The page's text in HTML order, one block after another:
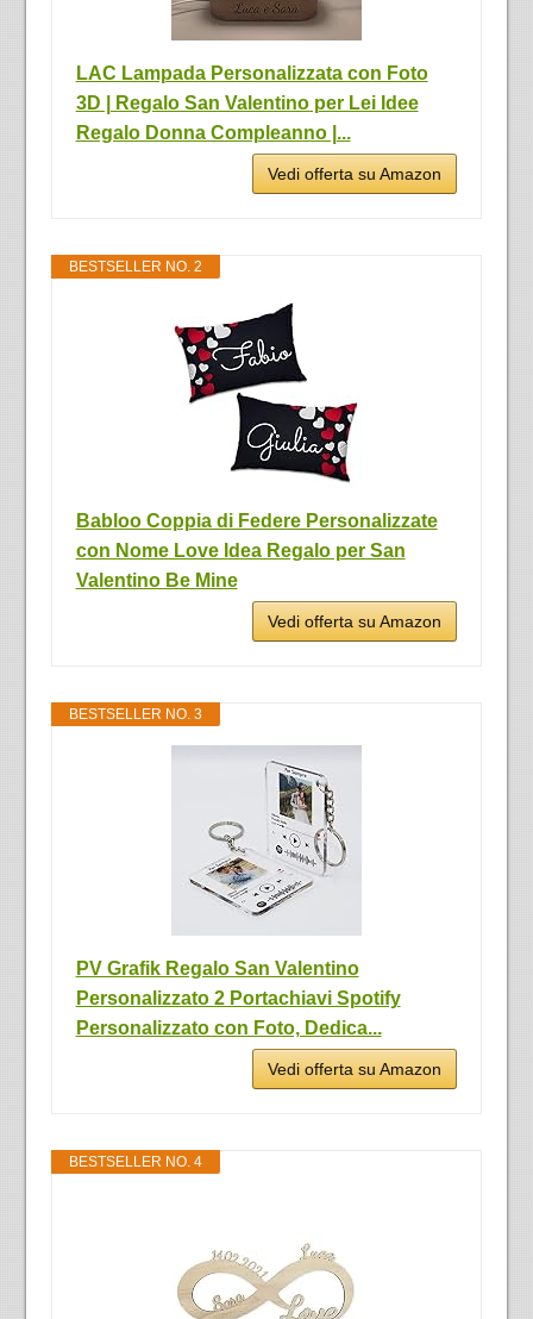
LAC Lampada Personalizzata con Foto
3D | Regalo San Valentino per Lei Idee
Regalo Donna Compleanno |...
Vedi offerta su Amazon
BESTSELLER NO. 2
Babloo Coppia di Federe Personalizzate
con Nome Love Idea Regalo per San
Valentino Be Mine
Vedi offerta su Amazon
BESTSELLER NO. 3
PV Grafik Regalo San Valentino
Personalizzato 2 Portachiavi Spotify
Personalizzato con Foto, Dedica...
Vedi offerta su Amazon
BESTSELLER NO. 4